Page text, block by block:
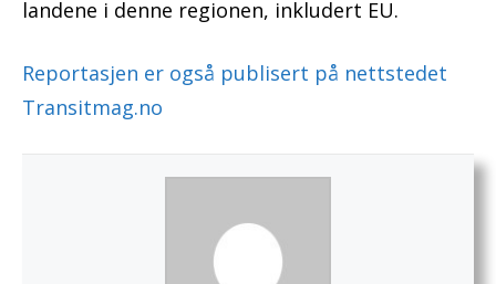
landene i denne regionen, inkludert EU.
Reportasjen er også publisert på nettstedet
Transitmag.no